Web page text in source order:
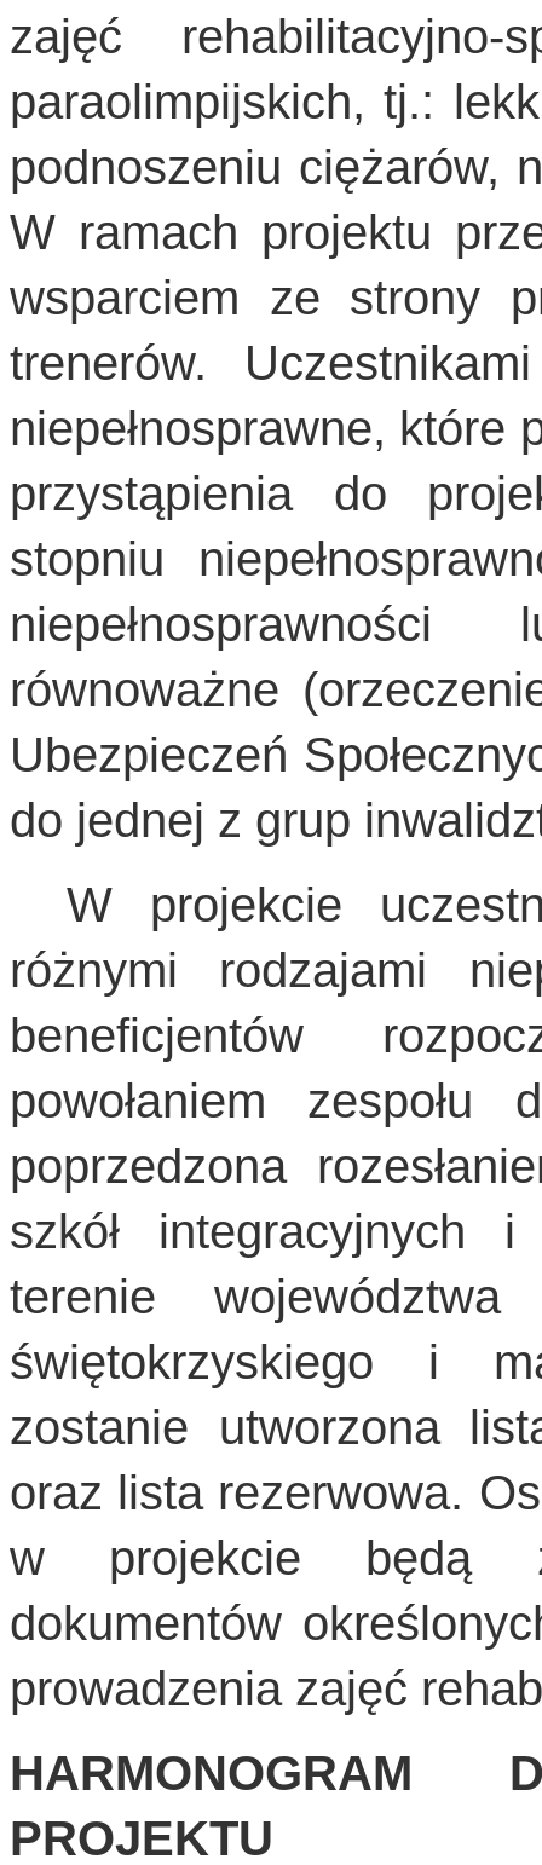
zajęć rehabilitacyjno-
paraolimpijskich, tj.:
podnoszeniu ciężarów,
W ramach projektu
wsparciem ze strony
trenerów.
niepełnosprawne, które
przystąpienia do
stopniu
równoważne
Ubezpieczeń
do jednej z grup
W projekcie
różnymi rodzajami
beneficjentów
powołaniem
poprzedzona
szkół integracyjnych
terenie województwa
świętokrzyskiego i
zostanie utworzona
oraz lista rezerwowa.
w projekcie będą
dokumentów
prowadzenia zajęć
PROJEKTU